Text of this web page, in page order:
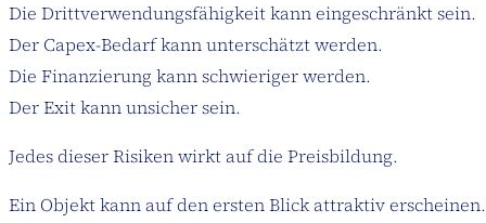
Die Drittverwendungsfähigkeit kann eingeschränkt sein.
Der Capex-Bedarf kann unterschätzt werden.
Die Finanzierung kann schwieriger werden.
Der Exit kann unsicher sein.
Jedes dieser Risiken wirkt auf die Preisbildung.
Ein Objekt kann auf den ersten Blick attraktiv erscheinen.